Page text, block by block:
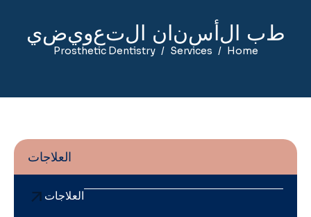
طب الأسنان التعويضي
Home
Services
Prosthetic Dentistry
العلاجات
العلاجات